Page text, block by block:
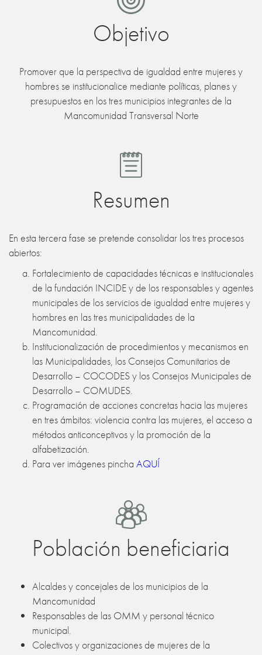
Objetivo
Promover que la perspectiva de igualdad entre mujeres y
hombres se institucionalice mediante políticas, planes y
presupuestos en los tres municipios integrantes de la
Mancomunidad Transversal Norte
Resumen
En esta tercera fase se pretende consolidar los tres procesos
abiertos:
Fortalecimiento de capacidades técnicas e institucionales
de la fundación INCIDE y de los responsables y agentes
municipales de los servicios de igualdad entre mujeres y
hombres en las tres municipalidades de la
Mancomunidad.
Institucionalización de procedimientos y mecanismos en
las Municipalidades, los Consejos Comunitarios de
Desarrollo – COCODES y los Consejos Municipales de
Desarrollo – COMUDES.
Programación de acciones concretas hacia las mujeres
en tres ámbitos: violencia contra las mujeres, el acceso a
métodos anticonceptivos y la promoción de la
alfabetización.
Para ver imágenes pincha AQUÍ
Población beneficiaria
Alcaldes y concejales de los municipios de la
Mancomunidad
Responsables de las OMM y personal técnico
municipal.
Colectivos y organizaciones de mujeres de la